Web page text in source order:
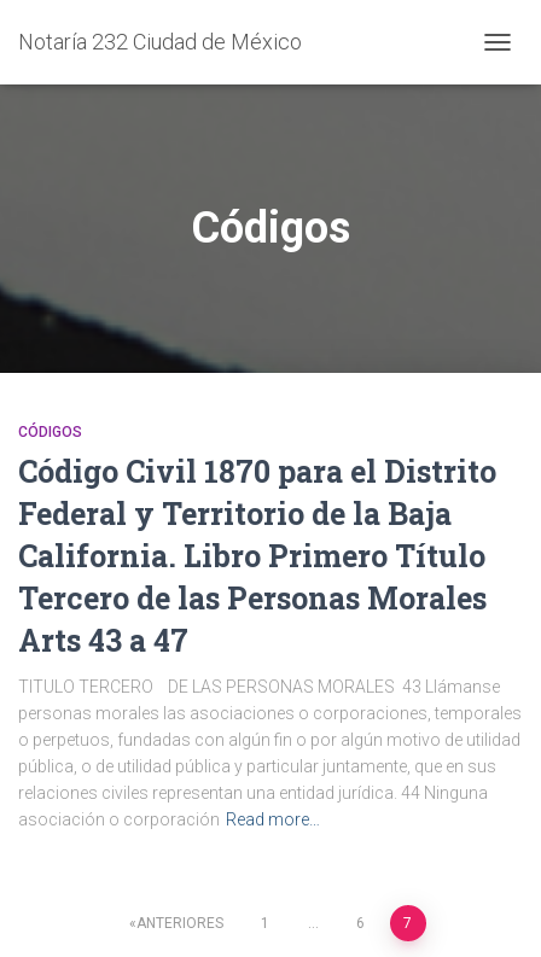
Notaría 232 Ciudad de México
MODO
Códigos
CÓDIGOS
Código Civil 1870 para el Distrito
Federal y Territorio de la Baja
California. Libro Primero Título
Tercero de las Personas Morales
Arts 43 a 47
TITULO TERCERO DE LAS PERSONAS MORALES 43 Llámanse
personas morales las asociaciones o corporaciones, temporales
o perpetuos, fundadas con algún fin o por algún motivo de utilidad
pública, o de utilidad pública y particular juntamente, que en sus
relaciones civiles representan una entidad jurídica. 44 Ninguna
asociación o corporación Read more…
Navegación
ANTERIORES 1 … 6 7